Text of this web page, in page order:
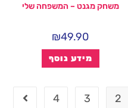
משחק מגנט – המשפחה שלי
₪49.90
מידע נוסף
2
3
4